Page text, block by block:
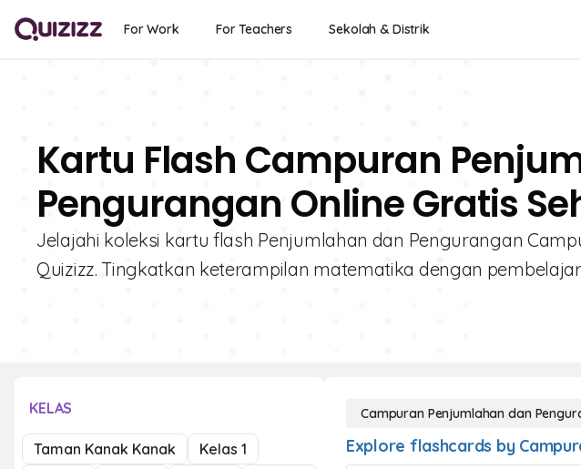
For Work For Teachers Sekolah & Distrik
Kartu Flash Campuran
Pengurangan Online Gratis
Jelajahi koleksi kartu flash Penjumlahan dan Pengurangan
Quizizz. Tingkatkan keterampilan matematika dengan
KELAS
Taman Kanak Kanak
Kelas 1
Campuran Penjumlahan dan
Explore flashcards by